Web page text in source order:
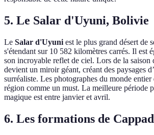
5. Le Salar d'Uyuni, Bolivie
Le Salar d'Uyuni est le plus grand désert de
s'étendant sur 10 582 kilomètres carrés. Il est
son incroyable reflet de ciel. Lors de la saison
devient un miroir géant, créant des paysages
surréaliste. Les photographes du monde entier
région comme un must. La meilleure période
magique est entre janvier et avril.
6. Les formations de